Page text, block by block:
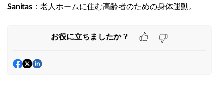
Sanitas ：老人ホームに住む高齢者のための身体運動。
お役に立ちましたか？